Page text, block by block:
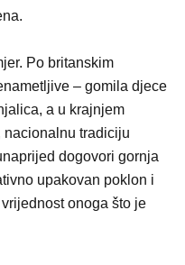
Po britanskim
– gomila djece
a u krajnjem
tradiciju
dogovori gornja
upakovan poklon i
onoga što je